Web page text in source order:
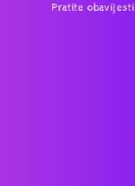
Pratite